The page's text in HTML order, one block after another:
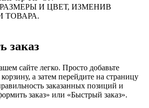
И ЦВЕТ, ИЗМЕНИВ
ТОВАРА.
заказ
сайте легко. Просто добавьте
а затем перейдите на страницу
заказанных позиций и
заказ» или «Быстрый заказ».